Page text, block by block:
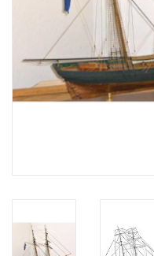
ABONNEMENT DE
MODELBOUWER
Bouwbeschrijvingen